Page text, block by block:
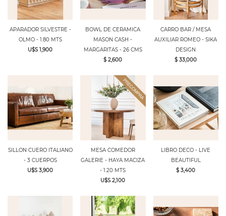
APARADOR SILVESTRE -
OLMO - 1.80 MTS
U$S 1,900
BOWL DE CERAMICA
MASON CASH -
MARGARITAS - 26 CMS
$ 2,600
CARRO BAR / MESA
AUXILIAR ROMEO - SIKA
DESIGN
$ 33,000
SILLON CUERO ITALIANO
- 3 CUERPOS
U$S 3,900
MESA COMEDOR
GALERIE - HAYA MACIZA
- 1.20 MTS
U$S 2,100
LIBRO DECO - LIVE
BEAUTIFUL
$ 3,400